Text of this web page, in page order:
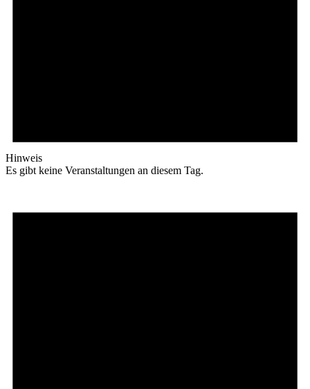
Hinweis
Es gibt keine Veranstaltungen an diesem Tag.